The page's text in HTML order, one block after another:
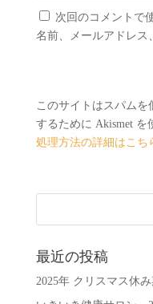
次回のコメントで
名前、メールアドレス
このサイトはスパムを
するために Akismet を
処理方法の詳細はこち
最近の投稿
2025年 クリスマス休